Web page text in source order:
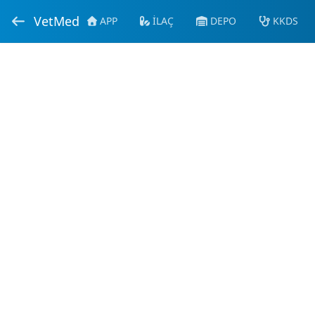
VetMed APP İLAÇ DEPO KKDS